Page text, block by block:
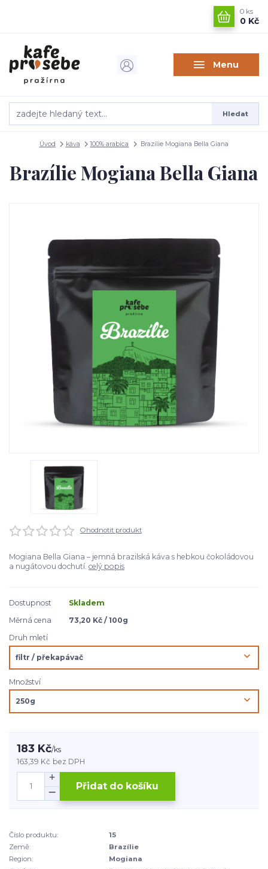
Menu
Hledat
0 ks
0 Kč
Úvod káva 100% arabica Brazílie Mogiana Bella Giana
Brazílie Mogiana Bella Giana
Ohodnotit produkt
Mogiana Bella Giana – jemná brazilská káva s hebkou čokoládovou
a nugátovou dochutí. celý popis
Dostupnost
Skladem
Měrná cena
73,20 Kč / 100g
Druh mletí
Množství
183 Kč/ks
163,39 Kč bez DPH
Přidat do košíku
Číslo produktu:
15
Země:
Brazílie
Region:
Mogiana